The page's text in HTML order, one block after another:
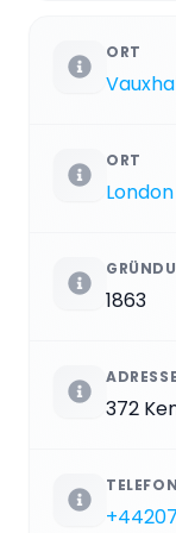
ORT
ORT
1863
ADRESSE
372
TELEFON